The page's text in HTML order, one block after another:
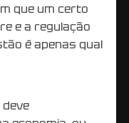
que um certo
e a regulação
é apenas qual
deve